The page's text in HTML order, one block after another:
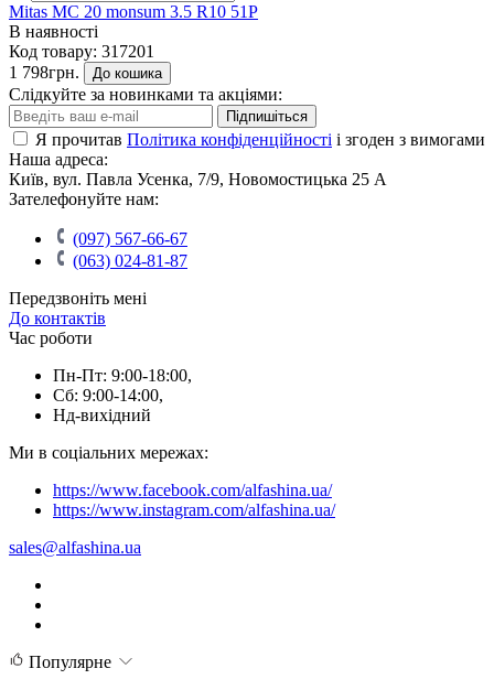
Mitas MC 20 monsum 3.5 R10 51P
В наявності
Код товару: 317201
1 798грн.
До кошика
Слідкуйте за новинками та акціями:
Підпишіться
Я прочитав Політика конфіденційності і згоден з вимогами
Наша адреса:
Київ, вул. Павла Усенка, 7/9, Новомостицька 25 А
Зателефонуйте нам:
(097) 567-66-67
(063) 024-81-87
Передзвоніть мені
До контактів
Час роботи
Пн-Пт: 9:00-18:00,
Сб: 9:00-14:00,
Нд-вихідний
Ми в соціальних мережах:
https://www.facebook.com/alfashina.ua/
https://www.instagram.com/alfashina.ua/
sales@alfashina.ua
Популярне